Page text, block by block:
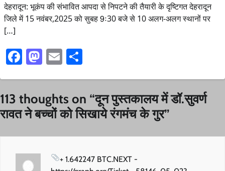
देहरादून: भूकंप की संभावित आपदा से निपटने की तैयारी के दृष्टिगत देहरादून
जिले में 15 नवंबर,2025 को सुबह 9ः30 बजे से 10 अलग-अलग स्थानों पर
[…]
Facebook
Mastodon
Email
113 thoughts on “दून पुस्तकालय में डॉ.सुवर्ण
रावत ने बच्चों को सिखाये रंगमंच के गुर”
+ 1.642247 BTC.NEXT -